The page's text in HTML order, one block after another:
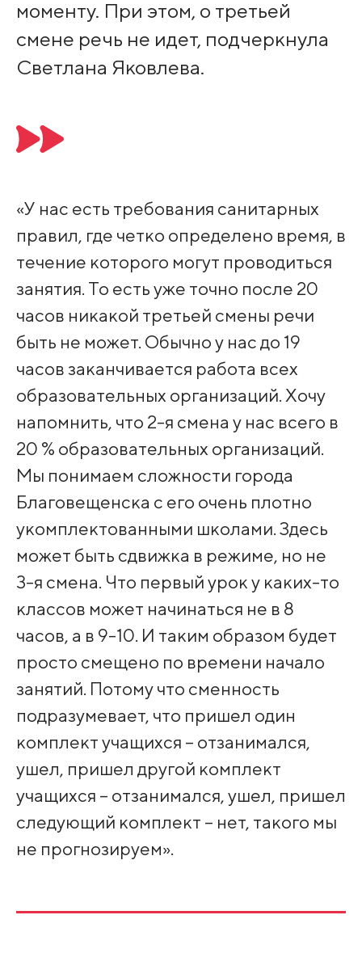
моменту. При этом, о третьей
смене речь не идет, подчеркнула
Светлана Яковлева.
«У нас есть требования санитарных
правил, где четко определено время, в
течение которого могут проводиться
занятия. То есть уже точно после 20
часов никакой третьей смены речи
быть не может. Обычно у нас до 19
часов заканчивается работа всех
образовательных организаций. Хочу
напомнить, что 2-я смена у нас всего в
20 % образовательных организаций.
Мы понимаем сложности города
Благовещенска с его очень плотно
укомплектованными школами. Здесь
может быть сдвижка в режиме, но не
3-я смена. Что первый урок у каких-то
классов может начинаться не в 8
часов, а в 9-10. И таким образом будет
просто смещено по времени начало
занятий. Потому что сменность
подразумевает, что пришел один
комплект учащихся – отзанимался,
ушел, пришел другой комплект
учащихся – отзанимался, ушел, пришел
следующий комплект – нет, такого мы
не прогнозируем».